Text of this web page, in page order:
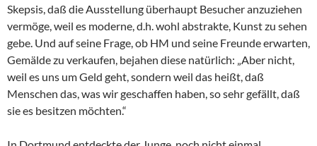
Skepsis, daß die Ausstellung überhaupt Besucher anzuziehen
vermöge, weil es moderne, d.h. wohl abstrakte, Kunst zu sehen
gebe. Und auf seine Frage, ob HM und seine Freunde erwarten,
Gemälde zu verkaufen, bejahen diese natürlich: „Aber nicht,
weil es uns um Geld geht, sondern weil das heißt, daß
Menschen das, was wir geschaffen haben, so sehr gefällt, daß
sie es besitzen möchten.“